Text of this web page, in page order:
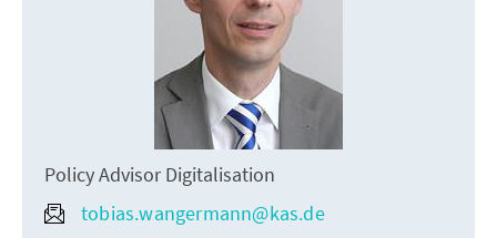
Policy Advisor Digitalisation
tobias.wangermann@kas.de